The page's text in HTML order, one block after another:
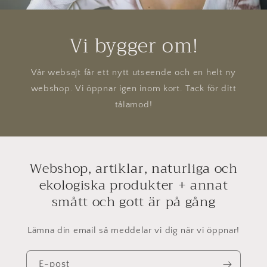
Vi bygger om!
Vår websajt får ett nytt utseende och en helt ny
webshop. Vi öppnar igen inom kort. Tack för ditt
tålamod!
Webshop, artiklar, naturliga och
ekologiska produkter + annat
smått och gott är på gång
Lämna din email så meddelar vi dig när vi öppnar!
E-post